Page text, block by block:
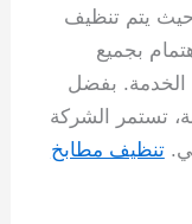
حيث يتم تنظيف
بجميع
الخدمة. بفضل
تستمر الشركة
تنظيف مطابخ